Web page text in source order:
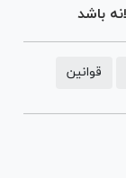
قوانین